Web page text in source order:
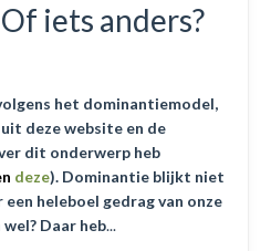
iets anders?
het dominantiemodel,
deze website en de
dit onderwerp heb
deze). Dominantie blijkt niet
heleboel gedrag van onze
Daar heb...